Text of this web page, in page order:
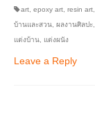
art epoxy art resin art
บ้านและสวน ผลงานศิลปะ
แต่งบ้าน
แต่งผนัง
Leave a Reply